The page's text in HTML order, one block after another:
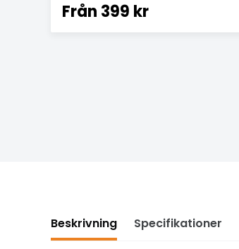
Från 399 kr
Beskrivning Specifikationer